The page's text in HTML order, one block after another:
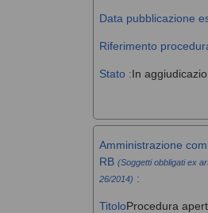
Data pubblicazione
Riferimento
Stato :In
Amministrazione
RB (Soggetti obbligati ex
26/2014) :
TitoloProcedura